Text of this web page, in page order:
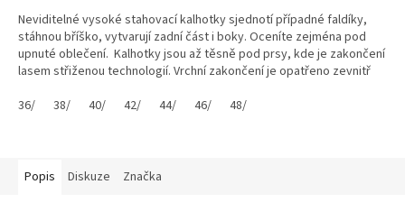
z
5
hvězdiček.
Neviditelné vysoké stahovací kalhotky sjednotí případné faldíky,
stáhnou bříško, vytvarují zadní část i boky. Oceníte zejména pod
upnuté oblečení. Kalhotky jsou až těsně pod prsy, kde je zakončení
lasem střiženou technologií. Vrchní zakončení je opatřeno zevnitř
36/
38/ 40/ 42/ 44/ 46/ 48/
Popis Diskuze Značka